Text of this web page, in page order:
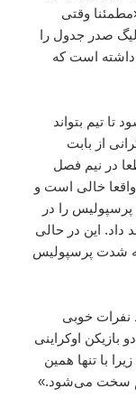
وقتی
لیگ صدر جدول را
است که
تیم بتواند
از بابت
در نیم فصل
خالی است و
را در
داد. این در حالی
شدت پرسپولیس
نفرات خوبی
بازیکن اوکراینی
با تنها همین
هم سخت می‌شود.»